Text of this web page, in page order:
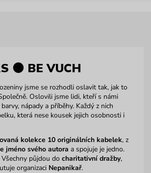
⚫️ BE VUCH
jsme se rozhodli oslavit tak, jak to
Oslovili jsme lidi, kteří s námi
nápady a příběhy. Každý z nich
která nese kousek jejich osobnosti i
kolekce 10 originálních kabelek, z
jméno svého autora a spojuje je jedno.
půjdou do charitativní dražby,
organizaci Nepanikař.